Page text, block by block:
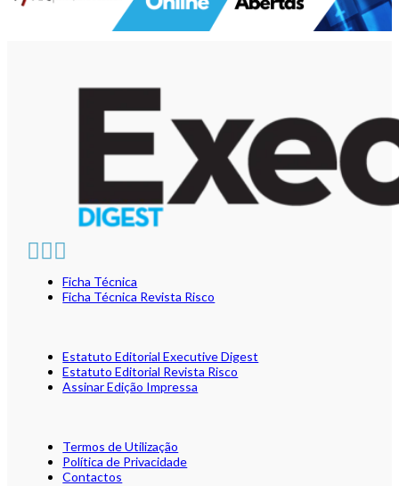
Ficha Técnica
Ficha Técnica Revista Risco
Estatuto Editorial Executive Digest
Estatuto Editorial Revista Risco
Assinar Edição Impressa
Termos de Utilização
Política de Privacidade
Contactos